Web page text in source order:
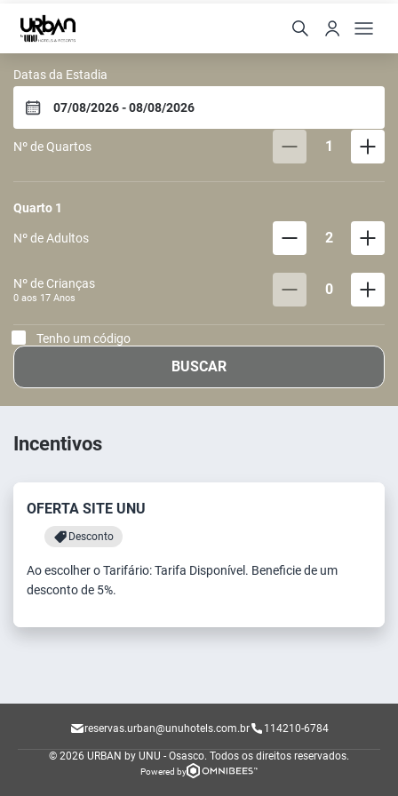
URBAN by UNU - Osasco
Datas da Estadia
Nº de Quartos 1
Quarto 1
Nº de Adultos 2
Nº de Crianças
0 aos 17 Anos 0
Tenho um código
BUSCAR
Incentivos
OFERTA SITE UNU
Desconto
Ao escolher o Tarifário: Tarifa Disponível. Beneficie de um
desconto de 5%.
reservas.urban@unuhotels.com.br 114210-6784
© 2026 URBAN by UNU - Osasco. Todos os direitos reservados.
Powered by